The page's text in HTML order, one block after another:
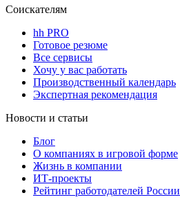
Соискателям
hh PRO
Готовое резюме
Все сервисы
Хочу у вас работать
Производственный календарь
Экспертная рекомендация
Новости и статьи
Блог
О компаниях в игровой форме
Жизнь в компании
ИТ-проекты
Рейтинг работодателей России